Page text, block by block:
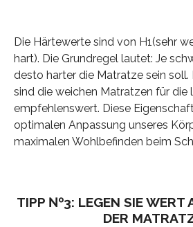
Die Härtewerte sind von H1(sehr
hart). Die Grundregel lautet: Je
desto harter die Matratze sein
sind die weichen Matratzen für die
empfehlenswert. Diese
optimalen Anpassung unseres
maximalen Wohlbefinden beim
TIPP №3: LEGEN SIE WERT
DER